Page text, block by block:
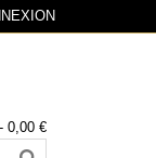
- 0,00 €